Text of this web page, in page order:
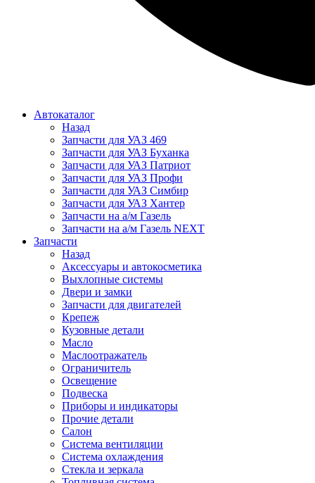
Автокаталог
Назад
Запчасти для УАЗ 469
Запчасти для УАЗ Буханка
Запчасти для УАЗ Патриот
Запчасти для УАЗ Профи
Запчасти для УАЗ Симбир
Запчасти для УАЗ Хантер
Запчасти на а/м Газель
Запчасти на а/м Газель NEXT
Запчасти
Назад
Аксессуары и автокосметика
Выхлопные системы
Двери и замки
Запчасти для двигателей
Крепеж
Кузовные детали
Масло
Маслоотражатель
Ограничитель
Освещение
Подвеска
Приборы и индикаторы
Прочие детали
Салон
Система вентиляции
Система охлаждения
Стекла и зеркала